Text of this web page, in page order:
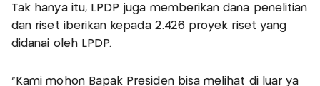
Tak hanya itu, LPDP juga memberikan dana penelitian
dan riset iberikan kepada 2.426 proyek riset yang
didanai oleh LPDP.
"Kami mohon Bapak Presiden bisa melihat di luar ya